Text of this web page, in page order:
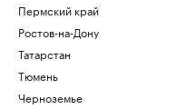
Пермский край
Ростов-на-Дону
Татарстан
Тюмень
Черноземье